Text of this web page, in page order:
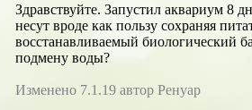
Здравствуйте. Запустил аквариум 8
несут вроде как пользу сохраняя
восстанавливаемый биологический
подмену воды?
Изменено 7.1.19 автор Ренуар